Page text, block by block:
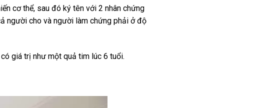
cơ thể, sau đó ký tên với 2 nhân chứng
người cho và người làm chứng phải ở độ
giá trị như một quả tim lúc 6 tuổi.